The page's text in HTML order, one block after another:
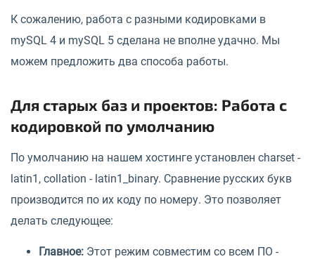
К сожалению, работа с разными кодировками в
mySQL 4 и mySQL 5 сделана не вполне удачно. Мы
можем предложить два способа работы.
Для старых баз и проектов: Работа с
кодировкой по умолчанию
По умолчанию на нашем хостинге установлен charset -
latin1, collation - latin1_binary. Сравнение русских букв
производится по их коду по номеру. Это позволяет
делать следующее:
Главное: Этот режим совместим со всем ПО -